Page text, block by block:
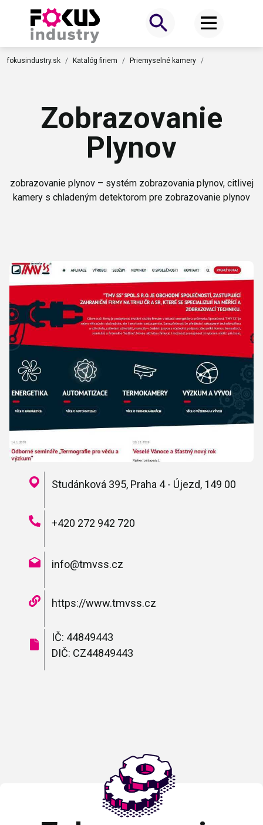
fokusindustry.sk Katalóg firiem Priemyselné kamery
Zobrazovanie
Plynov
zobrazovanie plynov – systém zobrazovania plynov, citlivej
kamery s chladeným detektorom pre zobrazovanie plynov
Studánková 395, Praha 4 - Újezd, 149 00
+420 272 942 720
info@tmvss.cz
https://www.tmvss.cz
IČ: 44849443
DIČ: CZ44849443